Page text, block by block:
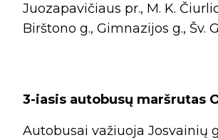
Juozapavičiaus pr., M. K.
Birštono g., Gimnazijos g., Šv.
3-iasis autobusų maršrutas
Autobusai važiuoja Josvainių